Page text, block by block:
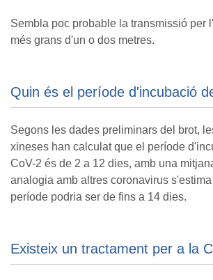
Sembla poc probable la transmissió per
més grans d'un o dos metres.
Quin és el període d'incubació
Segons les dades preliminars del brot,
xineses han calculat que el període
CoV-2 és de 2 a 12 dies, amb una
analogia amb altres coronavirus
període podria ser de fins a 14 dies.
Existeix un tractament per a la